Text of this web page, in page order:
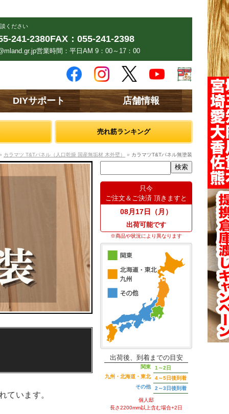
ください
241-2380FAX：055-241-2398
営業時間：平日AM 9：00～17：00
DIYサポート 店舗情報
売れ筋ランキング
カラマツ T&Tパネル（人口乾燥 国産無垢材 木外壁） » カラマツT&Tパネル無塗装
ています。
只今
ご注文＆ご決済 頂きますと
08月17日（月）
出荷可能です
※商品や状況により異なります
出荷後、到着までの目安
関東
1～2日
九州・北海道・東北
4～5日後到着
その他
2～3日後到着
個人邸
長さ2200mm以上含む場合+2日